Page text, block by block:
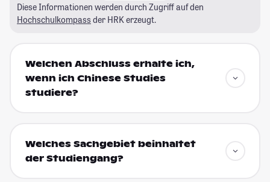
Diese Informationen werden durch Zugriff auf den
Hochschulkompass der HRK erzeugt.
Welchen Abschluss erhalte ich,
wenn ich Chinese Studies
studiere?
Welches Sachgebiet beinhaltet
der Studiengang?